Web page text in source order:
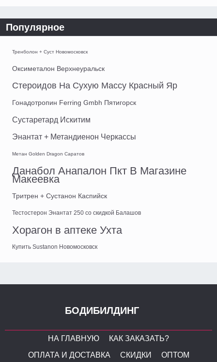
Популярное
Тренболон + Суст Новомосковск
Оксиметалон Верхнеуральск
Стероидов На Сухую Массу Красный Яр
Гонадотропин Ferring Gmbh Пятигорск
Сустаретард Искитим
Энантат + Метандиенон Черкассы
Метан Golden Dragon Саратов
Данабол Анапалон Пкт В Магазине
Макеевка
Тритрен + Сустанон Каспийск
Тестостерон Энантат 250 со скидкой Балашов
Хорагон в аптеке Ухта
Купить Sustanon Новомосковск
БОДИБИЛДИНГ
НА ГЛАВНУЮ
КАК ЗАКАЗАТЬ?
ОПЛАТА И ДОСТАВКА
СКИДКИ ОПТОМ